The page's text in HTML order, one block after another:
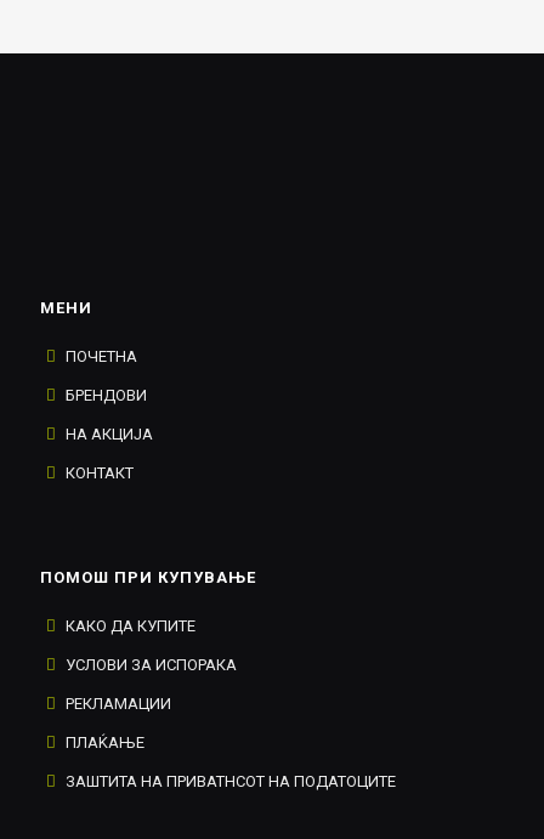
МЕНИ
ПОЧЕТНА
БРЕНДОВИ
НА АКЦИЈА
КОНТАКТ
ПОМОШ ПРИ КУПУВАЊЕ
КАКО ДА КУПИТЕ
УСЛОВИ ЗА ИСПОРАКА
РЕКЛАМАЦИИ
ПЛАЌАЊЕ
ЗАШТИТА НА ПРИВАТНСОТ НА ПОДАТОЦИТЕ